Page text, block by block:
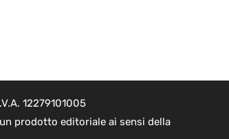
12279101005
prodotto editoriale ai sensi della